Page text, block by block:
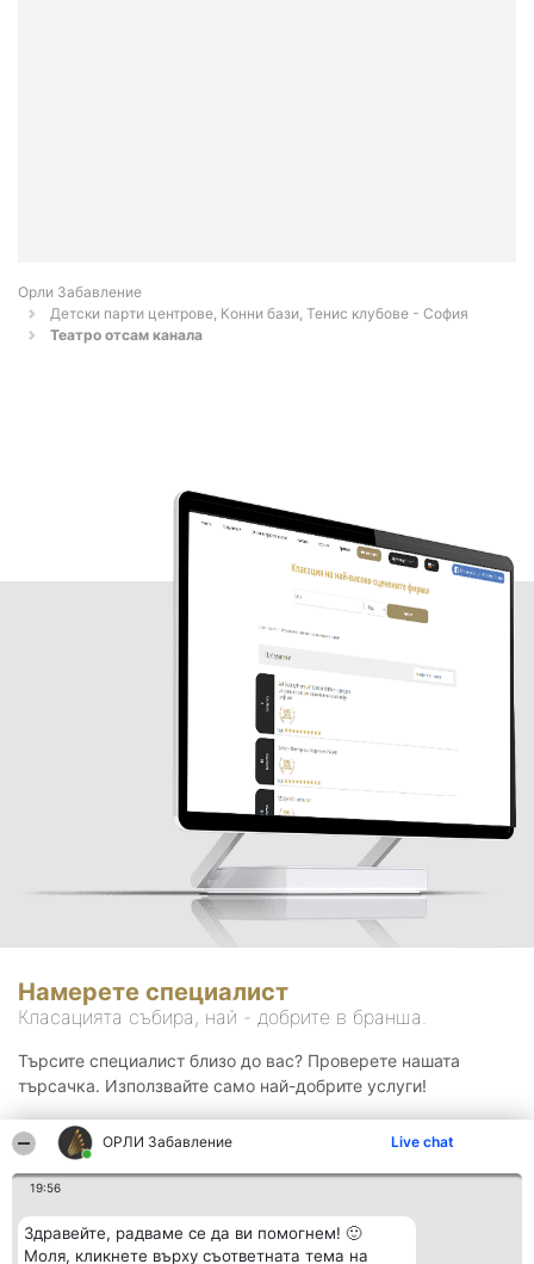
ОРЛИ Забавление Live chat
19:56
Здравейте, радваме се да ви помогнем! 🙂
Моля, кликнете върху съответната тема на
Орли Забавление
Детски парти центрове, Конни бази, Тенис клубове - София
Театро отсам канала
Намерете специалист
Класацията събира, най - добрите в бранша.
Търсите специалист близо до вас? Проверете нашата
търсачка. Използвайте само най-добрите услуги!